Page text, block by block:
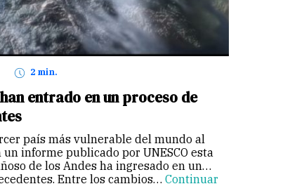
2 min.
entrado en un proceso de
país más vulnerable del mundo al
informe publicado por UNESCO esta
de los Andes ha ingresado en un
Entre los cambios… Continuar